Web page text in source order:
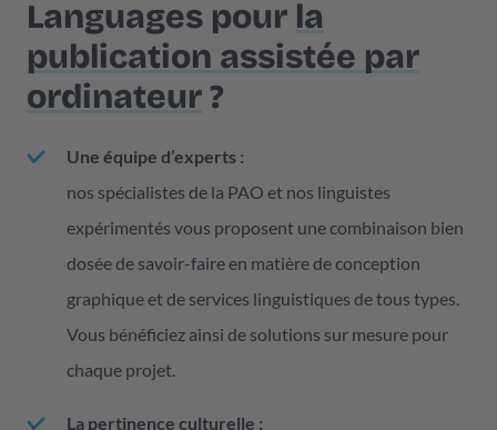
Languages pour la
publication assistée par
ordinateur?
Une équipe d’experts :
nos spécialistes de la PAO et nos linguistes
expérimentés vous proposent une combinaison bien
dosée de savoir-faire en matière de conception
graphique et de services linguistiques de tous types.
Vous bénéficiez ainsi de solutions sur mesure pour
chaque projet.
La pertinence culturelle :